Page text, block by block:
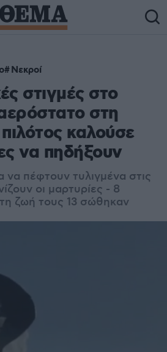
Νεκροί
στιγμές στο
στη
καλούσε
να πηδήξουν
να πέφτουν τυλιγμένα στις
οι μαρτυρίες - 8
ζωή τους 13 σώθηκαν